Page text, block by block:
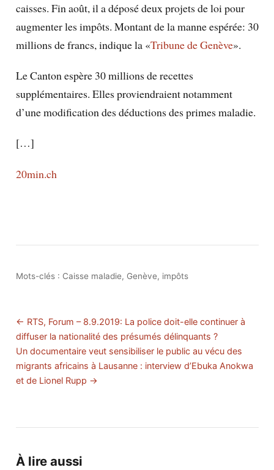
caisses. Fin août, il a déposé deux projets de loi pour
augmenter les impôts. Montant de la manne espérée: 30
millions de francs, indique la «Tribune de Genève».
Le Canton espère 30 millions de recettes
supplémentaires. Elles proviendraient notamment
d’une modification des déductions des primes maladie.
[…]
20min.ch
Mots-clés : Caisse maladie, Genève, impôts
← RTS, Forum – 8.9.2019: La police doit-elle continuer à
diffuser la nationalité des présumés délinquants ?
Un documentaire veut sensibiliser le public au vécu des
migrants africains à Lausanne : interview d’Ebuka Anokwa
et de Lionel Rupp →
À lire aussi